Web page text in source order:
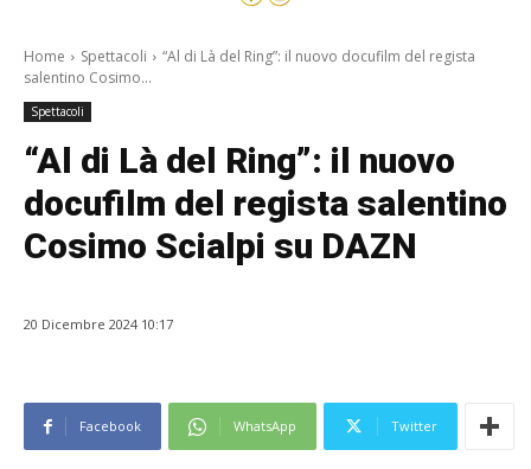
Home Spettacoli
“Al di Là del Ring”: il nuovo docufilm del regista
salentino Cosimo...
Spettacoli
“Al di Là del Ring”: il nuovo
docufilm del regista salentino
Cosimo Scialpi su DAZN
20 Dicembre 2024 10:17
Facebook WhatsApp Twitter